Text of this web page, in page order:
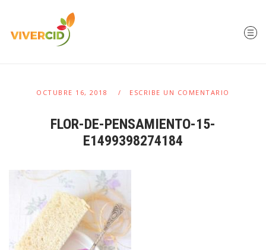
OCTUBRE 16, 2018 ESCRIBE UN COMENTARIO
FLOR-DE-PENSAMIENTO-15-
E1499398274184